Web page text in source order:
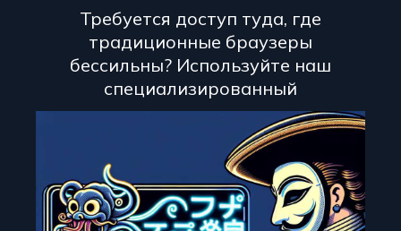
Требуется доступ туда, где
традиционные браузеры
бессильны? Используйте наш
специализированный